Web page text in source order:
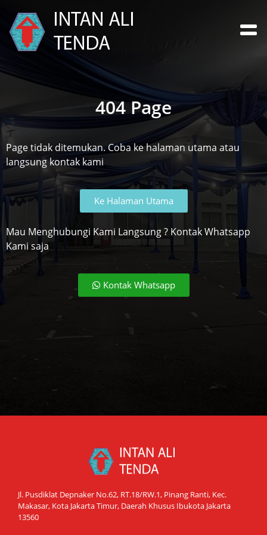
404 Page
Page tidak ditemukan. Coba ke halaman utama atau
langsung kontak kami
Ke Halaman Utama
Mau Menghubungi Kami Langsung ? Kontak Whatsapp
Kami saja
Kontak Whatsapp
Jl. Pusdiklat Depnaker No.62, RT.18/RW.1, Pinang Ranti, Kec.
Makasar, Kota Jakarta Timur, Daerah Khusus Ibukota Jakarta
13560